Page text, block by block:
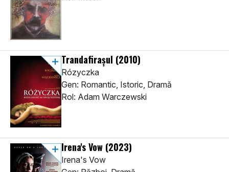
Trandafirașul (2010)
Rózyczka
Gen: Romantic, Istoric, Dramă
Rol: Adam Warczewski
Irena's Vow (2023)
Irena's Vow